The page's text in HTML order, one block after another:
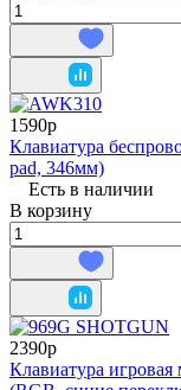
1590р
Клавиатура
pad, 346мм)
Есть в наличии
В корзину
2390р
Клавиатура